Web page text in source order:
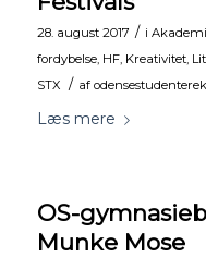
28. august 2017 / i
fordybelse, HF, Kreativitet,
STX
/ af
Læs mere
OS-
Munke Mose